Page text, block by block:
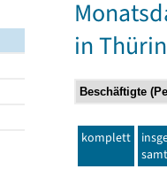
in
komplett
samt